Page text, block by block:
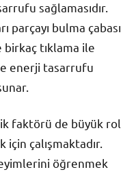
sağlamasıdır.
bulma çabası
birkaç tıklama ile
enerji tasarrufu
faktörü de büyük rol
çalışmaktadır.
öğrenmek